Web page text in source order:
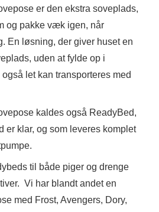
er den ekstra soveplads,
og pakke væk igen, når
En løsning, der giver huset en
uden at fylde op i
let kan transporteres med
kaldes også ReadyBed,
er klar, og som leveres komplet
til både piger og drenge
Vi har blandt andet en
med Frost, Avengers, Dory,